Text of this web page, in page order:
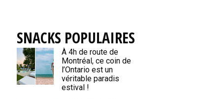
SNACKS POPULAIRES
À 4h de route de
Montréal, ce coin de
l’Ontario est un
véritable paradis
estival !